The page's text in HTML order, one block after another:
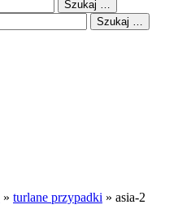
Szukaj …
Szukaj …
» turlane przypadki » asia-2